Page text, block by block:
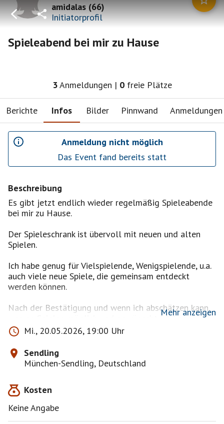
amidalas(66)
Initiatorprofil
Spieleabend bei mir zu Hause
3Anmeldungen | 0 freie Plätze
Berichte Infos Bilder Pinnwand Anmeldungen
Anmeldung nicht möglich
Das Event fand bereits statt
Beschreibung
Es gibt jetzt endlich wieder regelmäßig Spieleabende
bei mir zu Hause.
Der Spieleschrank ist übervoll mit neuen und alten
Spielen.
Ich habe genug für Vielspielende, Wenigspielende, u.a.
auch viele neue Spiele, die gemeinsam entdeckt
werden können.
Nach der Bestätigung und wenn ich abschätzen kann,
was an Spielen möglich und gewünscht ist, können wir
uns über die Pinnwand absprechen
Wer hat Lust?
Mittwoch 20.5.26, 19.00 Uhr
München Sendling, U-Bahn Nähe.
´s zur Stärkung dazu.
Fragen und Adresse per PN
Mehr anzeigen
Mi., 20.05.2026, 19:00 Uhr
Sendling
München-Sendling, Deutschland
Kosten
Keine Angabe